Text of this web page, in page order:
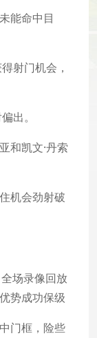
能命中目
射门机会，
出。
和凯文·丹索
机会劲射破
势成功保级
门框，险些